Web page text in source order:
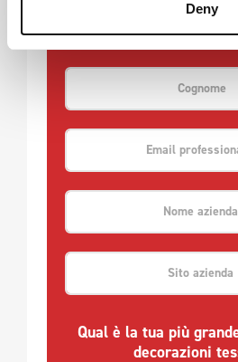
Deny
Qual è la tua più
decorazioni